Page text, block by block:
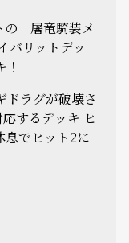
「屠竜騎装メ
バリットデッ
ドラグが破壊さ
するデッキ ヒ
息でヒット2に